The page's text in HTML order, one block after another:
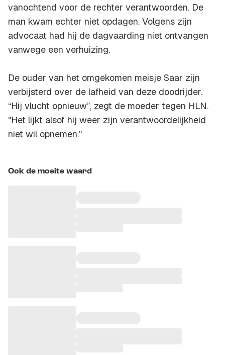
vanochtend voor de rechter verantwoorden. De
man kwam echter niet opdagen. Volgens zijn
advocaat had hij de dagvaarding niet ontvangen
vanwege een verhuizing.
De ouder van het omgekomen meisje Saar zijn
verbijsterd over de lafheid van deze doodrijder.
“Hij vlucht opnieuw”, zegt de moeder tegen HLN.
"Het lijkt alsof hij weer zijn verantwoordelijkheid
niet wil opnemen."
Ook de moeite waard